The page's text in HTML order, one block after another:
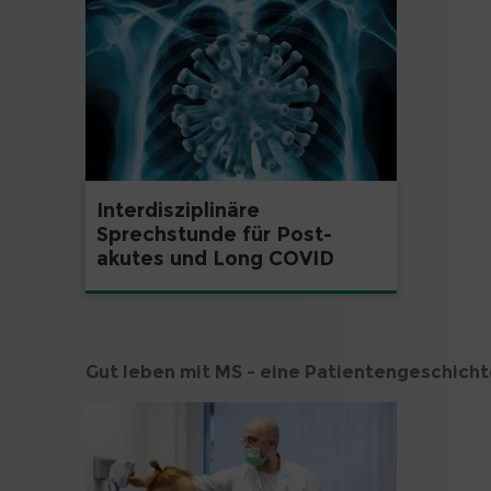
Interdisziplinäre
Sprechstunde für Post-
akutes und Long COVID
Gut leben mit MS – eine